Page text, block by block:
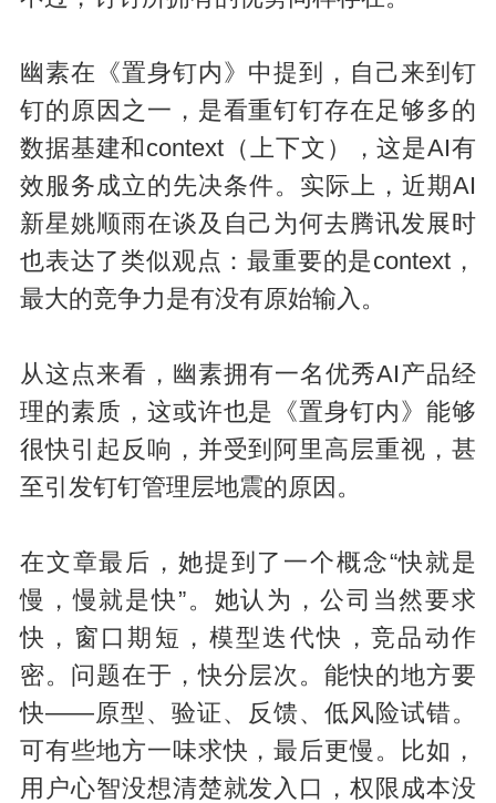
幽素在《置身钉内》中提到，自己来到钉
钉的原因之一，是看重钉钉存在足够多的
数据基建和context（上下文），这是AI有
效服务成立的先决条件。实际上，近期AI
新星姚顺雨在谈及自己为何去腾讯发展时
也表达了类似观点：最重要的是context，
最大的竞争力是有没有原始输入。
从这点来看，幽素拥有一名优秀AI产品经
理的素质，这或许也是《置身钉内》能够
很快引起反响，并受到阿里高层重视，甚
至引发钉钉管理层地震的原因。
在文章最后，她提到了一个概念“快就是
慢，慢就是快”。她认为，公司当然要求
快，窗口期短，模型迭代快，竞品动作
密。问题在于，快分层次。能快的地方要
快——原型、验证、反馈、低风险试错。
可有些地方一味求快，最后更慢。比如，
用户心智没想清楚就发入口，权限成本没